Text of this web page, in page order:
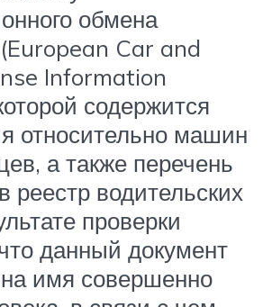
обмена
Car and
Information
содержится
относительно машин
а также перечень
реестр водительских
проверки
данный документ
имя совершенно